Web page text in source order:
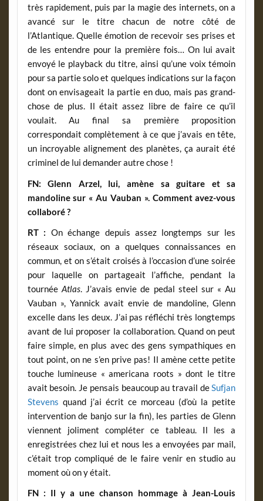
très rapidement, puis par la magie des internets, on a
avancé sur le titre chacun de notre côté de
l’Atlantique. Quelle émotion de recevoir ses prises et
de les entendre pour la première fois… On lui avait
envoyé le playback du titre, ainsi qu’une voix témoin
pour sa partie solo et quelques indications sur la façon
dont on envisageait la partie en duo, mais pas grand-
chose de plus. Il était assez libre de faire ce qu’il
voulait. Au final sa première proposition
correspondait complètement à ce que j’avais en tête,
un incroyable alignement des planètes, ça aurait été
criminel de lui demander autre chose !
FN: Glenn Arzel, lui, amène sa guitare et sa
mandoline sur « Au Vauban ». Comment avez-vous
collaboré ?
RT : On échange depuis assez longtemps sur les
réseaux sociaux, on a quelques connaissances en
commun, et on s’était croisés à l’occasion d’une soirée
pour laquelle on partageait l’affiche, pendant la
tournée Atlas. J’avais envie de pedal steel sur « Au
Vauban », Yannick avait envie de mandoline, Glenn
excelle dans les deux. J’ai pas réfléchi très longtemps
avant de lui proposer la collaboration. Quand on peut
faire simple, en plus avec des gens sympathiques en
tout point, on ne s’en prive pas! Il amène cette petite
touche lumineuse « americana roots » dont le titre
avait besoin. Je pensais beaucoup au travail deSufjan
Stevens quand j’ai écrit ce morceau (d’où la petite
intervention de banjo sur la fin), les parties de Glenn
viennent joliment compléter ce tableau. Il les a
enregistrées chez lui et nous les a envoyées par mail,
c’était trop compliqué de le faire venir en studio au
moment où on y était.
FN : Il y a une chanson hommage à Jean-Louis